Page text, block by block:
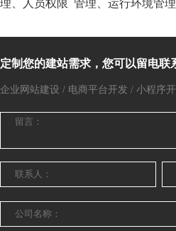
理、人员权限 管理、运行环境管理
定制您的建站需求，您可以留电联
企业网站建设 / 电商平台开发 / 小程序